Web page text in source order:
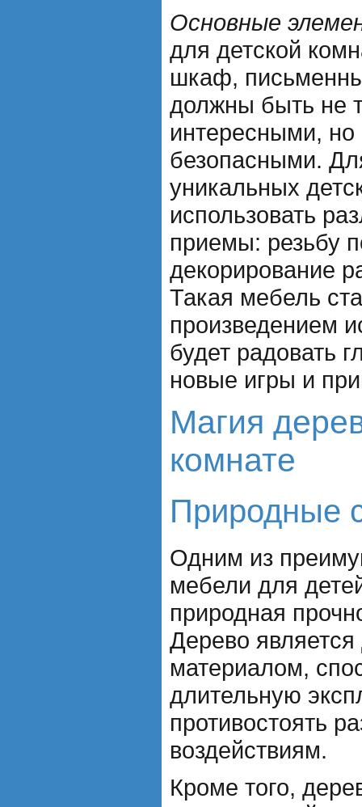
Основные
для детской
шкаф,
должны быть не
интересными,
безопасными.
уникальных
использовать
приемы: резьбу
декорирование
Такая мебель
произведением
будет радовать
новые игры и
Магия
комнате
Природные
Одним из
мебели для
природная
Дерево
материалом,
длительную
противостоять
воздействиям.
Кроме того,